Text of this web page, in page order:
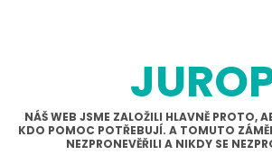
NÁŠ WEB JSME ZALOŽILI HLAVNĚ PROTO,
KDO POMOC POTŘEBUJÍ. A TOMUTO
NEZPRONEVĚŘILI A NIKDY SE